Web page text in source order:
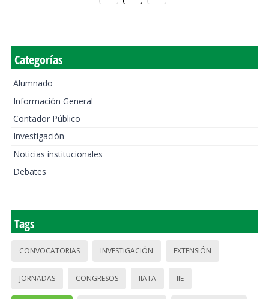
Categorías
Alumnado
Información General
Contador Público
Investigación
Noticias institucionales
Debates
Tags
CONVOCATORIAS INVESTIGACIÓN EXTENSIÓN
JORNADAS CONGRESOS IIATA IIE